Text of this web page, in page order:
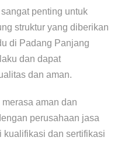
penting untuk
struktur yang diberikan
di Padang Panjang
dan dapat
dan aman.
aman dan
perusahaan jasa
kualifikasi dan sertifikasi